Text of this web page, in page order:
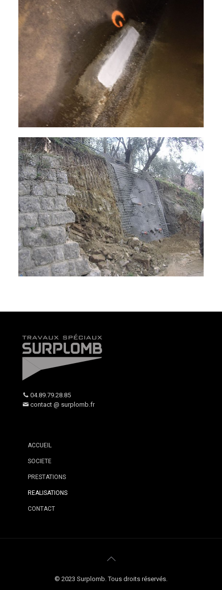
Réparation des bétons
Confortements de parois
04.89.79.28.85
contact @ surplomb.fr
ACCUEIL
SOCIETE
PRESTATIONS
REALISATIONS
CONTACT
© 2023 Surplomb. Tous droits réservés.